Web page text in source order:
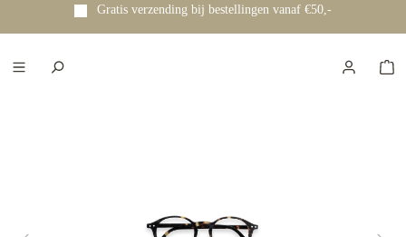
hoofdinhoud
Gratis verzending bij bestellingen vanaf €50,-